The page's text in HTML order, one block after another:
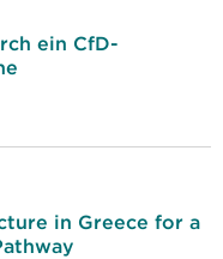
ein CfD-
in Greece for a